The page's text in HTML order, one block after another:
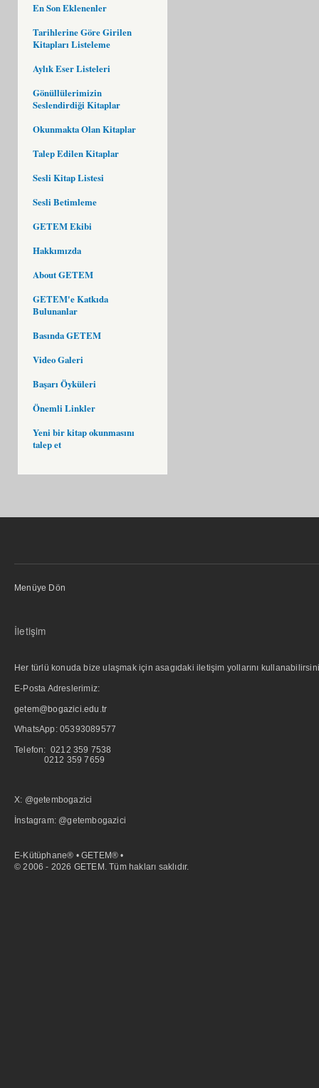
En Son Eklenenler
Tarihlerine Göre Girilen
Kitapları Listeleme
Aylık Eser Listeleri
Gönüllülerimizin
Seslendirdiği Kitaplar
Okunmakta Olan Kitaplar
Talep Edilen Kitaplar
Sesli Kitap Listesi
Sesli Betimleme
GETEM Ekibi
Hakkımızda
About GETEM
GETEM'e Katkıda
Bulunanlar
Basında GETEM
Video Galeri
Başarı Öyküleri
Önemli Linkler
Yeni bir kitap okunmasını
talep et
Menüye Dön
İletişim
Her türlü konuda bize ulaşmak için asagıdaki iletişim yollarını
E-Posta Adreslerimiz:
getem@bogazici.edu.tr
WhatsApp: 05393089577
Telefon: 0212 359 7538
0212 359 7659
X: @getembogazici
İnstagram: @getembogazici
E-Kütüphane® • GETEM® •
© 2006 - 2026 GETEM. Tüm hakları saklıdır.